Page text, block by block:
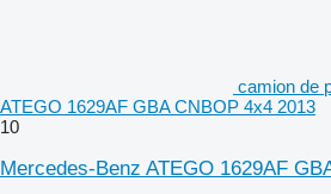
camion de
ATEGO 1629AF GBA CNBOP 4x4 2013
10
Mercedes-Benz ATEGO 1629AF